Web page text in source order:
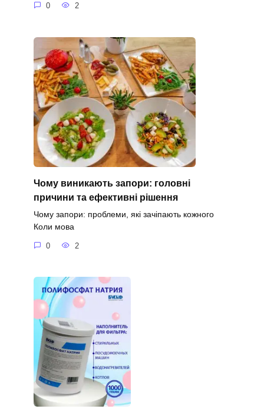
0 2
Чому виникають запори: головні
причини та ефективні рішення
Чому запори: проблеми, які зачіпають кожного
Коли мова
0 2